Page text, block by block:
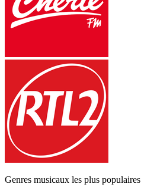
Genres musicaux les plus populaires